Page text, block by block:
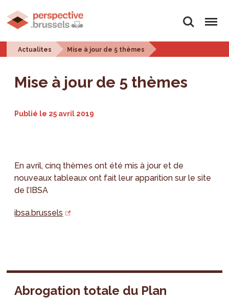
Rechercher
Menu
Actualites Mise à jour de 5 thèmes
Mise à jour de 5 thèmes
Publié le 25 avril 2019
En avril, cinq thèmes ont été mis à jour et de
nouveaux tableaux ont fait leur apparition sur le site
de l’IBSA
ibsa.brussels
Abrogation totale du Plan